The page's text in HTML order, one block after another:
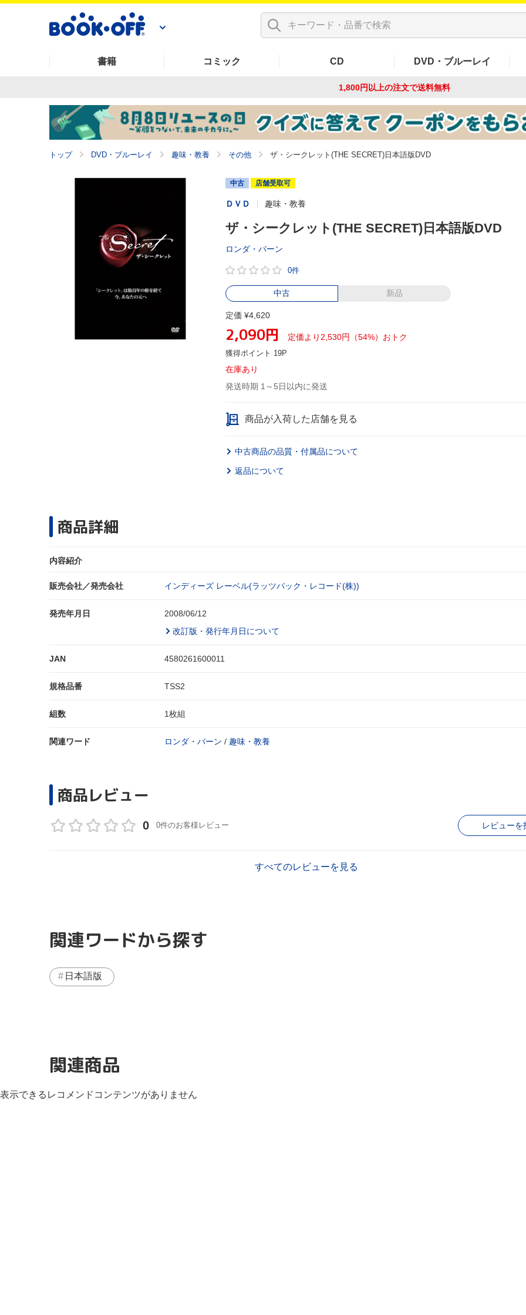
書籍 コミック CD DVD・ブルーレイ
1,800円以上の注文で送料無料
トップ DVD・ブルーレイ 趣味・教養 その他 ザ・シークレット(THE SECRET)日本語版DVD
中古 店舗受取可
ＤＶＤ 趣味・教養
ザ・シークレット(THE SECRET)日本語版DVD
ロンダ・バーン
0件
中古 新品
定価 ¥4,620
2,090円 定価より2,530円（54%）おトク
獲得ポイント 19P
在庫あり
発送時期 1～5日以内に発送
商品が入荷した店舗を見る
中古商品の品質・付属品について
返品について
商品詳細
内容紹介
販売会社／発売会社 インディーズ レーベル(ラッツパック・レコード(株))
発売年月日
2008/06/12
改訂版・発行年月日について
JAN 4580261600011
規格品番 TSS2
組数 1枚組
関連ワード ロンダ・バーン / 趣味・教養
商品レビュー
0 0件のお客様レビュー レビューを
すべてのレビューを見る
関連ワードから探す
日本語版
関連商品
表示できるレコメンドコンテンツがありません